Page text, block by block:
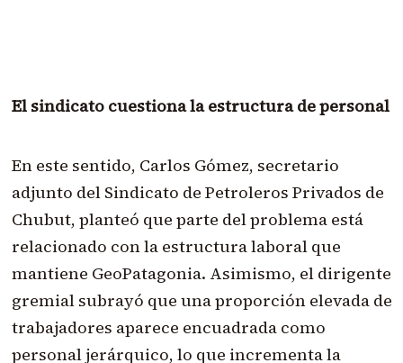
El sindicato cuestiona la estructura de personal
En este sentido, Carlos Gómez, secretario
adjunto del Sindicato de Petroleros Privados de
Chubut, planteó que parte del problema está
relacionado con la estructura laboral que
mantiene GeoPatagonia. Asimismo, el dirigente
gremial subrayó que una proporción elevada de
trabajadores aparece encuadrada como
personal jerárquico, lo que incrementa la